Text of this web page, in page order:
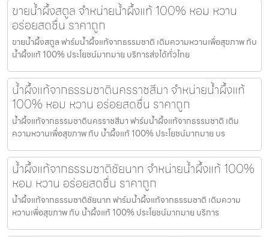
ขายน้ำผึ้งสตูล จำหน่ายน้ำผึ้งแท้ 100% หอม หวาน
อร่อยสดชื่น ราคาถูก
ขายน้ำผึ้งสตูล ฟาร์มน้ำผึ้งแท้จากธรรมชาติ เติมความหวานเพื่อสุขภาพ กับ
น้ำผึ้งแท้ 100% ประโยชน์มากมาย บริการส่งได้ทั่วไทย
น้ำผึ้งแท้จากธรรมชาตินครราชสีมา จำหน่ายน้ำผึ้งแท้
100% หอม หวาน อร่อยสดชื่น ราคาถูก
น้ำผึ้งแท้จากธรรมชาตินครราชสีมา ฟาร์มน้ำผึ้งแท้จากธรรมชาติ เติม
ความหวานเพื่อสุขภาพ กับ น้ำผึ้งแท้ 100% ประโยชน์มากมาย บร
น้ำผึ้งแท้จากธรรมชาติชัยนาท จำหน่ายน้ำผึ้งแท้ 100%
หอม หวาน อร่อยสดชื่น ราคาถูก
น้ำผึ้งแท้จากธรรมชาติชัยนาท ฟาร์มน้ำผึ้งแท้จากธรรมชาติ เติมความ
หวานเพื่อสุขภาพ กับ น้ำผึ้งแท้ 100% ประโยชน์มากมาย บริการ